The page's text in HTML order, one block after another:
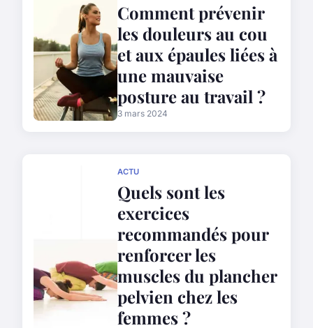
Comment prévenir
les douleurs au cou
et aux épaules liées à
une mauvaise
posture au travail ?
3 mars 2024
ACTU
Quels sont les
exercices
recommandés pour
renforcer les
muscles du plancher
pelvien chez les
femmes ?